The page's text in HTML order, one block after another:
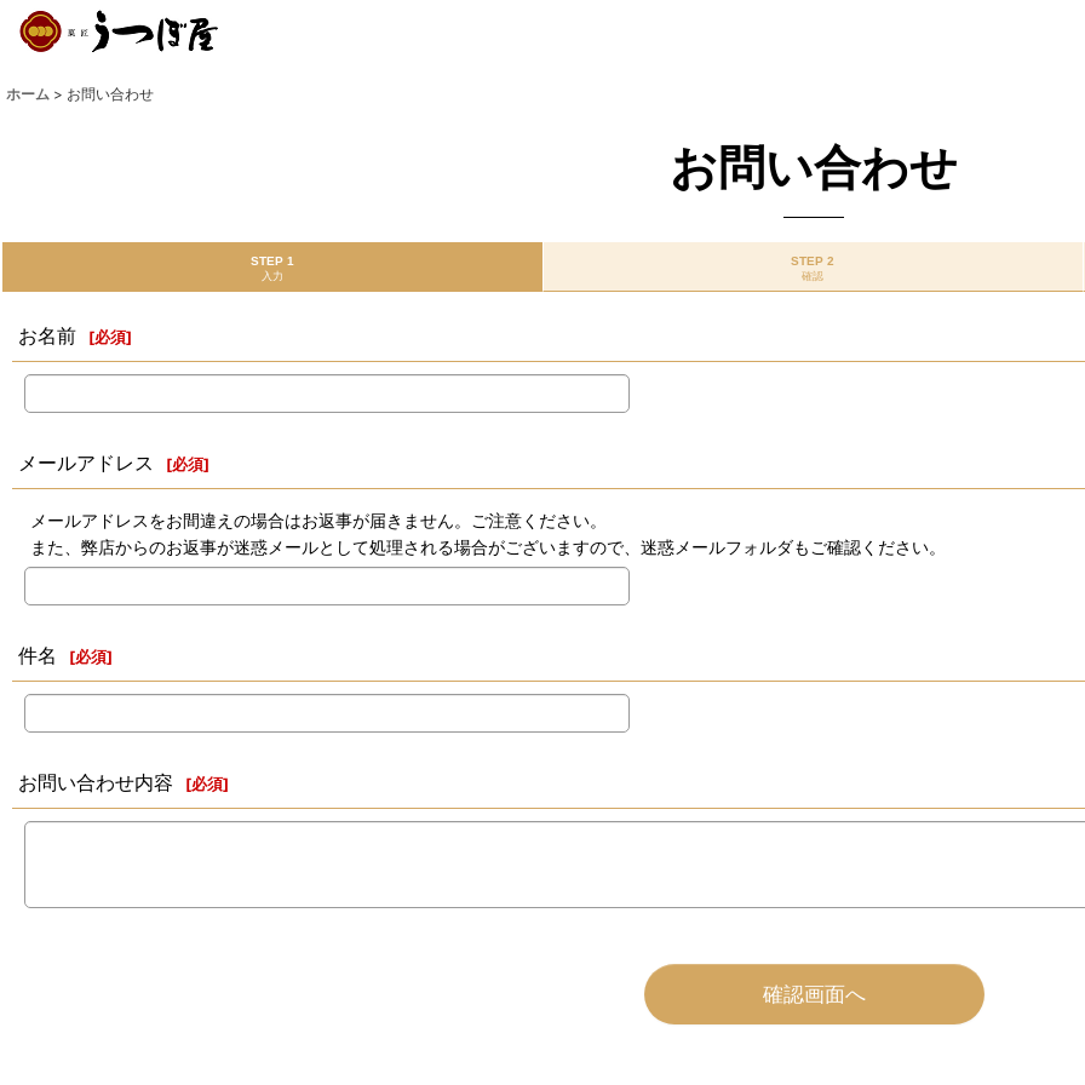
ホーム > お問い合わせ
お問い合わせ
STEP 1
入力
STEP 2
確認
お名前 [必須]
メールアドレス [必須]
メールアドレスをお間違えの場合はお返事が届きません。ご注意ください。
また、弊店からのお返事が迷惑メールとして処理される場合がございますので、迷惑メールフォルダもご確認ください。
件名 [必須]
お問い合わせ内容 [必須]
確認画面へ